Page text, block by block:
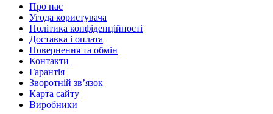
Про нас
Угода користувача
Політика конфіденційності
Доставка і оплата
Повернення та обмін
Контакти
Гарантія
Зворотній зв’язок
Карта сайту
Виробники